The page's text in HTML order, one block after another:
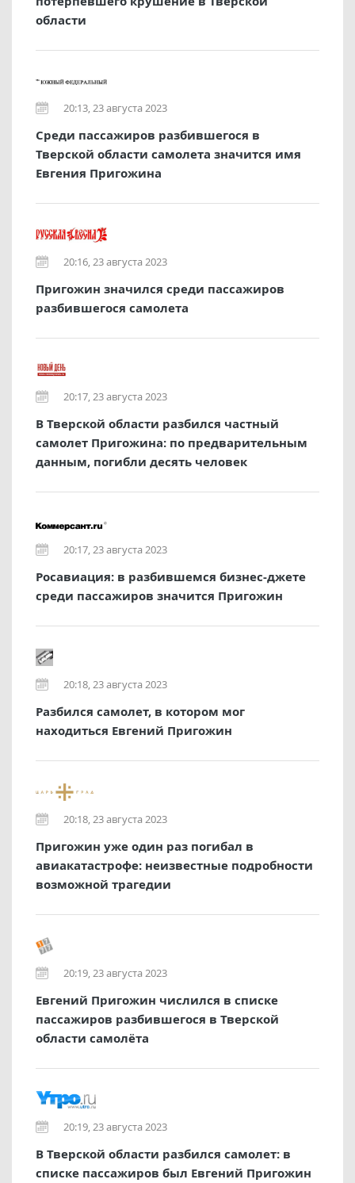
области
20:13, 23 августа 2023
Среди пассажиров разбившегося в
Тверской области самолета значится имя
Евгения Пригожина
20:16, 23 августа 2023
Пригожин значился среди пассажиров
разбившегося самолета
20:17, 23 августа 2023
В Тверской области разбился частный
самолет Пригожина: по предварительным
данным, погибли десять человек
20:17, 23 августа 2023
Росавиация: в разбившемся бизнес-джете
среди пассажиров значится Пригожин
20:18, 23 августа 2023
Разбился самолет, в котором мог
находиться Евгений Пригожин
20:18, 23 августа 2023
Пригожин уже один раз погибал в
авиакатастрофе: неизвестные подробности
возможной трагедии
20:19, 23 августа 2023
Евгений Пригожин числился в списке
пассажиров разбившегося в Тверской
области самолёта
20:19, 23 августа 2023
В Тверской области разбился самолет: в
списке пассажиров был Евгений Пригожин